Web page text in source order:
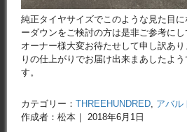
純正タイヤサイズでこのような見た目
ーダウンをご検討の方は是非ご参考にし
オーナー様大変お待たせして申し訳あ
りの仕上がりでお届け出来まあしたよ
す。
カテゴリー： THREEHUNDRED アバル
作成者：松本｜ 2018年6月1日